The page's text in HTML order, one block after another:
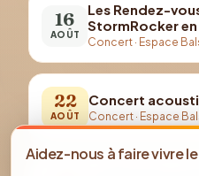
16
AOÛT
Les Rendez-
StormRocker
Concert · Espace
22
AOÛT
Concert
Concert · Espace
Aidez-nous à faire vivre